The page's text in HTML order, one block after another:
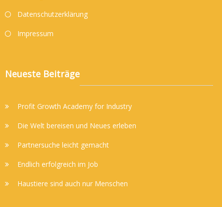
Datenschutzerklärung
Impressum
Neueste Beiträge
Profit Growth Academy for Industry
Die Welt bereisen und Neues erleben
Partnersuche leicht gemacht
Endlich erfolgreich im Job
Haustiere sind auch nur Menschen